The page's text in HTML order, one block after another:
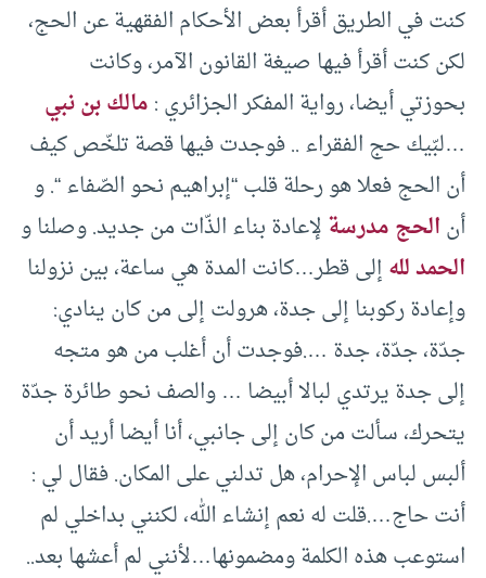
كنت في الطريق أقرأ بعض الأحكام الفقهية عن الحج،
لكن كنت أقرأ فيها صيغة القانون الآمر، وكانت
بحوزتي أيضا، رواية المفكر الجزائري :مالك بن نبي
…لبّيك حج الفقراء .. فوجدت فيها قصة تلخّص كيف
أن الحج فعلا هو رحلة قلب “إبراهيم نحو الصّفاء “. و
أنالحج مدرسةلإعادة بناء الذّات من جديد. وصلنا و
الحمد للهإلى قطر…كانت المدة هي ساعة، بين نزولنا
وإعادة ركوبنا إلى جدة، هرولت إلى من كان ينادي:
جدّة، جدّة، جدة ….فوجدت أن أغلب من هو متجه
إلى جدة يرتدي لبالا أبيضا … والصف نحو طائرة جدّة
يتحرك، سألت من كان إلى جانبي، أنا أيضا أريد أن
ألبس لباس الإحرام، هل تدلني على المكان. فقال لي :
أنت حاج….قلت له نعم إنشاء الله، لكنني بداخلي لم
استوعب هذه الكلمة ومضمونها…لأنني لم أعشها بعد..